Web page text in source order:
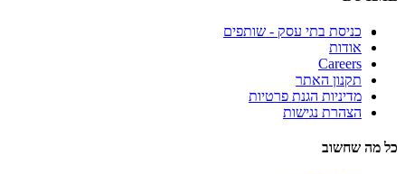
כניסת בתי עסק - שותפים
אודות
Careers
תקנון האתר
מדיניות הגנת פרטיות
הצהרת נגישות
כל מה שחשוב